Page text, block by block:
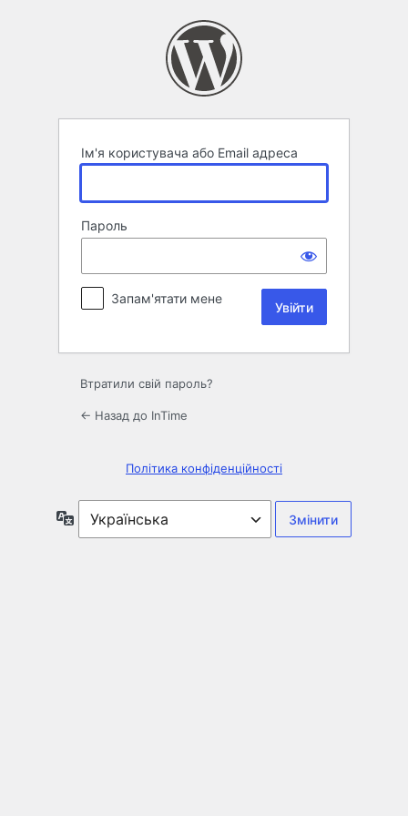
Ім'я користувача або Email адреса
Пароль
Запам'ятати мене
Втратили свій пароль?
← Назад до InTime
Політика конфіденційності
Мова